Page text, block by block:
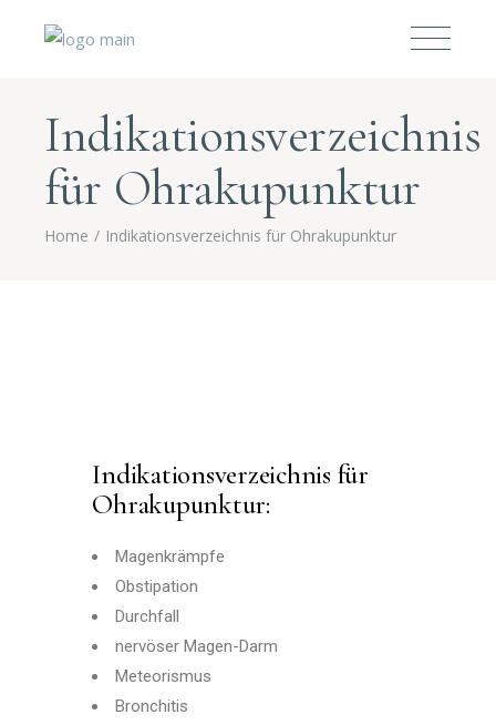
Indikationsverzeichnis
für Ohrakupunktur
Home Indikationsverzeichnis für Ohrakupunktur
Indikationsverzeichnis für
Ohrakupunktur:
Magenkrämpfe
Obstipation
Durchfall
nervöser Magen-Darm
Meteorismus
Bronchitis